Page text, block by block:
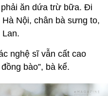
ăn dứa trừ bữa. Đi
Nội, chân bà sưng to,
Lan.
nghệ sĩ vẫn cất cao
bào”, bà kể.